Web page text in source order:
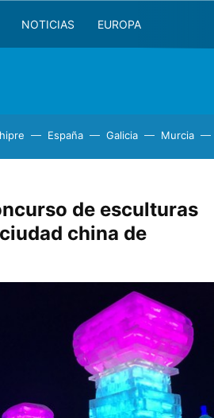
NOTICIAS EUROPA
España Galicia Murcia
de esculturas
china de